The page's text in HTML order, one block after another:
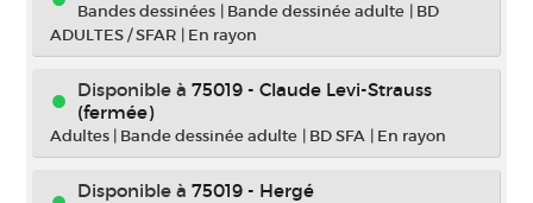
Bandes dessinées | Bande dessinée adulte | BD
ADULTES / SFAR | En rayon
Disponible à 75019 - Claude Levi-Strauss
(fermée)
Adultes | Bande dessinée adulte | BD SFA | En rayon
Disponible à 75019 - Hergé